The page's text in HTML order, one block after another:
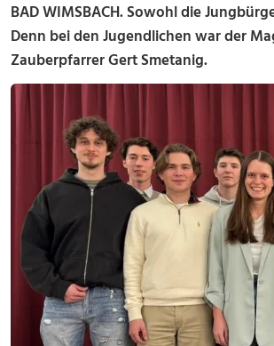
BAD WIMSBACH. Sowohl die
Denn bei den Jugendlichen war der
Zauberpfarrer Gert Smetanig.